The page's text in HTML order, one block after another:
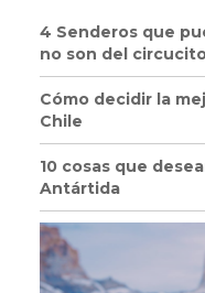
4 Senderos que
no son del
Cómo decidir la
Chile
10 cosas que
Antártida